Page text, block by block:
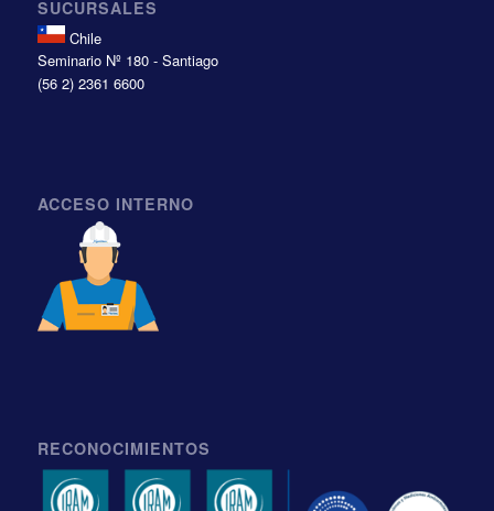
SUCURSALES
Chile
Seminario Nº 180 - Santiago
(56 2) 2361 6600
ACCESO INTERNO
RECONOCIMIENTOS